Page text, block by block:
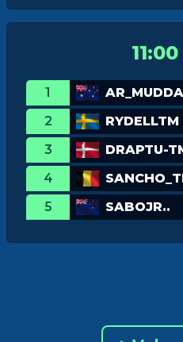
1
AR_MUDDA
2
RYDELLTM
3
DRAPTU-
4
5
SABOJR..